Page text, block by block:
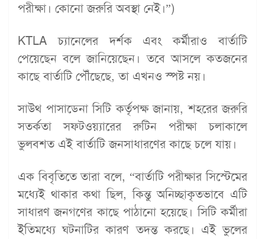
পরীক্ষা। কোনো জরুরি অবস্থা নেই।”)
KTLA চ্যানেলের দর্শক এবং কর্মীরাও বার্তাটি
পেয়েছেন বলে জানিয়েছেন। তবে আসলে কতজনের
কাছে বার্তাটি পৌঁছেছে, তা এখনও স্পষ্ট নয়।
সাউথ পাসাডেনা সিটি কর্তৃপক্ষ জানায়, শহরের জরুরি
সতর্কতা সফটওয়্যারের রুটিন পরীক্ষা চলাকালে
ভুলবশত এই বার্তাটি জনসাধারণের কাছে চলে যায়।
এক বিবৃতিতে তারা বলে, “বার্তাটি পরীক্ষার সিস্টেমের
মধ্যেই থাকার কথা ছিল, কিন্তু অনিচ্ছাকৃতভাবে এটি
সাধারণ জনগণের কাছে পাঠানো হয়েছে। সিটি কর্মীরা
ইতিমধ্যে ঘটনাটির কারণ তদন্ত করছে। এই ভুলের